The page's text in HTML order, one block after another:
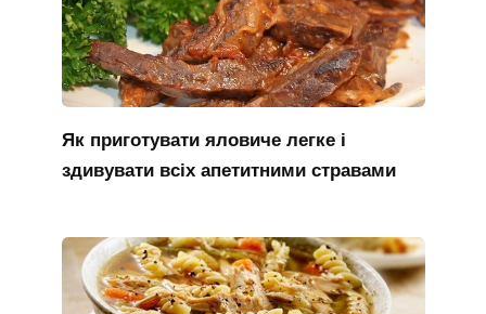
Як приготувати яловиче легке і
здивувати всіх апетитними стравами